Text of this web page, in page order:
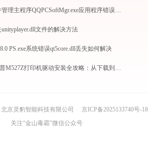
电脑管家软件管理主程序QQPCSoftMgr.exe应用程序错误0xc0000005解决方法
文件的解决方法
PS.exe系统错误qt5core.dll丢失如何解决
(2026最新)惠普M527Z打印机驱动安装全攻略：从下载到安装完全教程
京灵豹智能科技有限公司
京ICP备2025133740号-18
关注“金山毒霸”微信公众号